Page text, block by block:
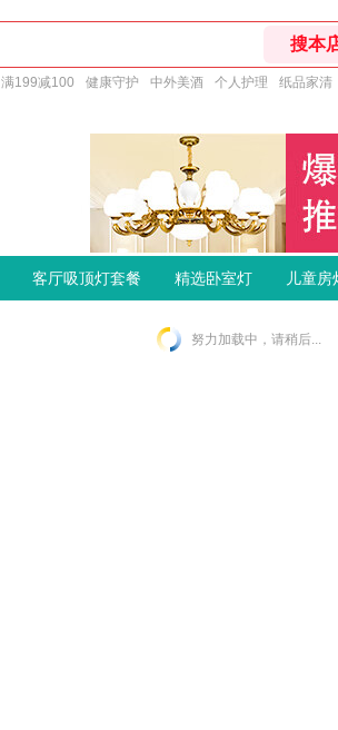
满199减100 健康守护 中外美酒 个人护理 纸品家清
客厅吸顶灯套餐 精选卧室灯 儿童房
努力加载中，请稍后...